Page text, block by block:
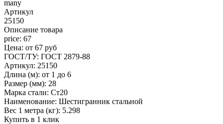
many
Артикул
25150
Описание товара
price: 67
Цена: от 67 руб
ГОСТ/ТУ: ГОСТ 2879-88
Артикул: 25150
Длина (м): от 1 до 6
Размер (мм): 28
Марка стали: Ст20
Наименование: Шестигранник стальной
Вес 1 метра (кг): 5.298
Купить в 1 клик